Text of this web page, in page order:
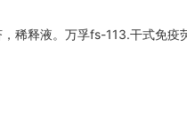
稀释液。万孚fs-113.干式免